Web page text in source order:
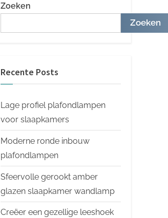
Zoeken
Zoeken
Recente Posts
Lage profiel plafondlampen
voor slaapkamers
Moderne ronde inbouw
plafondlampen
Sfeervolle gerookt amber
glazen slaapkamer wandlamp
Creëer een gezellige leeshoek